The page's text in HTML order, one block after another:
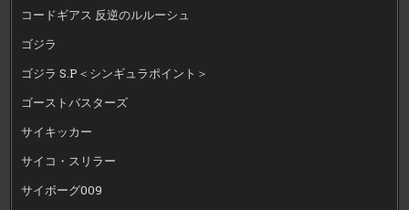
コードギアス 反逆のルルーシュ
ゴジラ
ゴジラ S.P＜シンギュラポイント＞
ゴーストバスターズ
サイキッカー
サイコ・スリラー
サイボーグ009